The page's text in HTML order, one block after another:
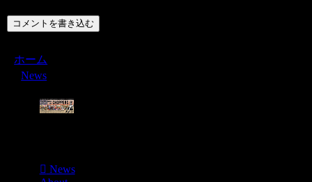
コメントを書き込む
ホーム
News
News